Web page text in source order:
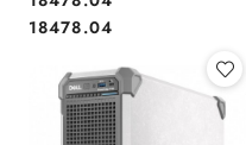
Cena:
Cena:
18478.04